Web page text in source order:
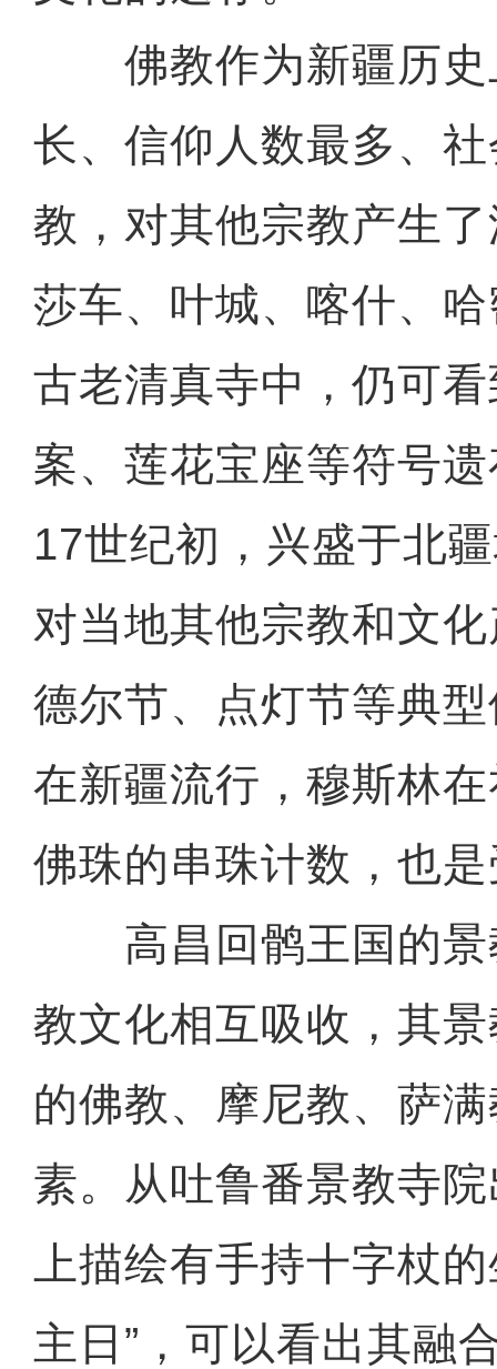
佛教作为新疆历史
长、信仰人数最多、
教，对其他宗教产生
莎车、叶城、喀什、
古老清真寺中，仍可
案、莲花宝座等符号
17世纪初，兴盛于北
对当地其他宗教和文
德尔节、点灯节等典
在新疆流行，穆斯林
佛珠的串珠计数，也
高昌回鹘王国的景
教文化相互吸收，其
的佛教、摩尼教、萨
素。从吐鲁番景教寺
上描绘有手持十字杖
主日”，可以看出其融